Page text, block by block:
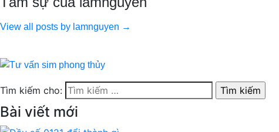
View all posts by lamnguyen →
Tìm kiếm cho:
Bài viết mới